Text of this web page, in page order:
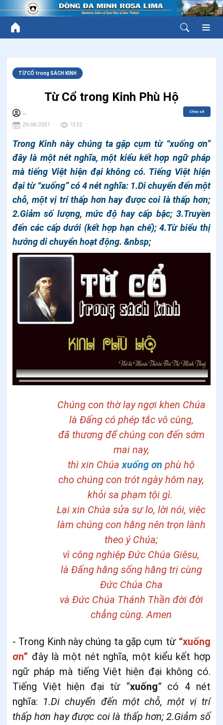
TỪ CỔ trong SÁCH KINH
Từ Cổ trong Kinh Phù Hộ
...
29/04/2021 1322
Chia sẻ
Trong Kinh này chúng ta gặp cụm từ “xuống ơn”
đây là một nét nghĩa, một kiểu kết hợp ngữ pháp
mà tiếng Việt hiện đại không có. Tiếng Việt hiện
đại từ “xuống” có 4 nét nghĩa: 1.Di chuyển đến một
chỗ, một vị trí thấp hơn hay được coi là thấp hơn;
2.Giảm số lượng, mức độ hay cấp bậc; 3.Truyền
đến các cấp dưới (kết hợp hạn chế); 4.Từ biểu thị
hướng di chuyển hoạt động. &nbsp;
Chúng con thờ lạy ngợi khen Chúa
là Đấng có phép tắc vô cùng,
đã thương để chúng con đến sớm
mai nay,
thì xin Chúaxuống ơn phù hộ
cho chúng con trót ngày hôm nay,
khỏi sa phạm tội gì.
Lại xin Chúa sửa sự lo, lời nói, việc
làm chúng con hằng nên trọn lành
theo ý Chúa;
vì công nghiệp Đức Chúa Giêsu,
là Đấng hằng sống hằng trị cùng
Đức Chúa Cha
và Đức Chúa Thánh Thần đời đời
chẳng cùng. Amen
- Trong Kinh này chúng ta gặp cụm từ “xuống
ơn” đây là một nét nghĩa, một kiểu kết hợp
ngữ pháp mà tiếng Việt hiện đại không có.
Tiếng Việt hiện đại từ “xuống” có 4 nét
nghĩa: 1.Di chuyển đến một chỗ, một vị trí
thấp hơn hay được coi là thấp hơn; 2.Giảm số